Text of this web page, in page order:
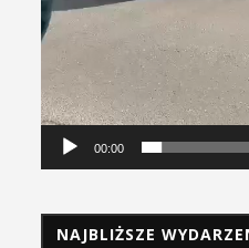
00:00
NAJBLIŻSZE